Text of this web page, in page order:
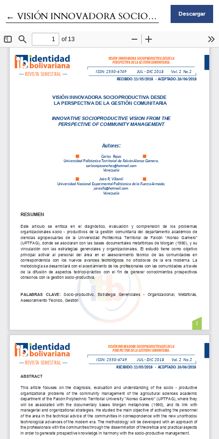
← Volver a los detalles del artículo
VISIÓN INNOVADORA SOCIO PRODUCTIVA DESDE LA PERSPECTIVA DE LA GESTIÓN COMUNITARIA Descargar